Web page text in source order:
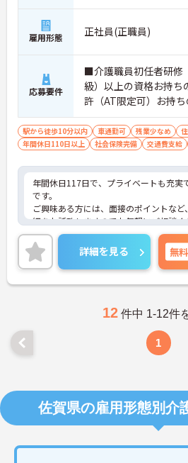
雇用形態 正社員(正職員)
応募要件
■介護職員初任者研修
級）以上の資格お持
許（AT限定可）お持
格お持ちの方は尚良し
駅から徒歩10分以内 車通勤可 残業少なめ
年間休日110日以上
社会保険完備 交通費支給
年間休日117日で、プライベートも充実
です。
ご興味ある方には、面接のポイントなど
細をお話致しますのでお気軽にご相談く
詳細を見る 無料
12 件中 1-12件
1
佐賀県の雇用形態別介